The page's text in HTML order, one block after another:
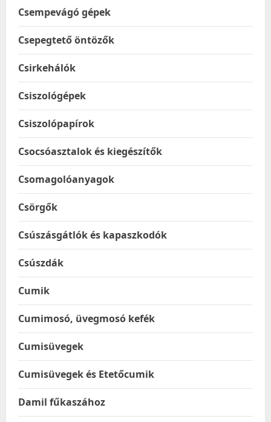
Csempevágó gépek
Csepegtető öntözők
Csirkehálók
Csiszológépek
Csiszolópapírok
Csocsóasztalok és kiegészítők
Csomagolóanyagok
Csörgők
Csúszásgátlók és kapaszkodók
Csúszdák
Cumik
Cumimosó, üvegmosó kefék
Cumisüvegek
Cumisüvegek és Etetőcumik
Damil fűkaszához